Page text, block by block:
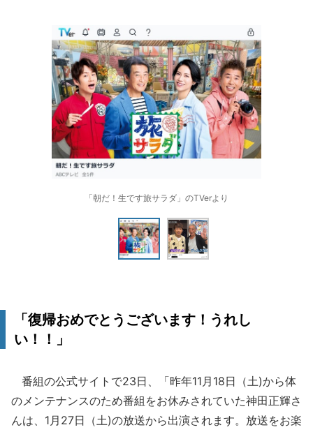
「朝だ！生です旅サラダ」のTVerより
「復帰おめでとうございます！うれし
い！！」
番組の公式サイトで23日、「昨年11月18日（土)から体
のメンテナンスのため番組をお休みされていた神田正輝さ
んは、1月27日（土)の放送から出演されます。放送をお楽